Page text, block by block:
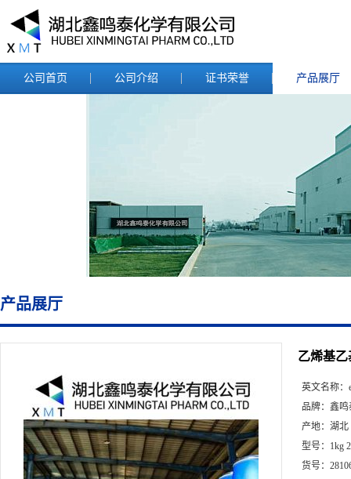
公司首页 公司介绍 证书荣誉 产品展厅
产品展厅
乙烯基乙
英文名称：
品牌： 鑫鸣
产地： 湖北
型号： 1kg
货号：